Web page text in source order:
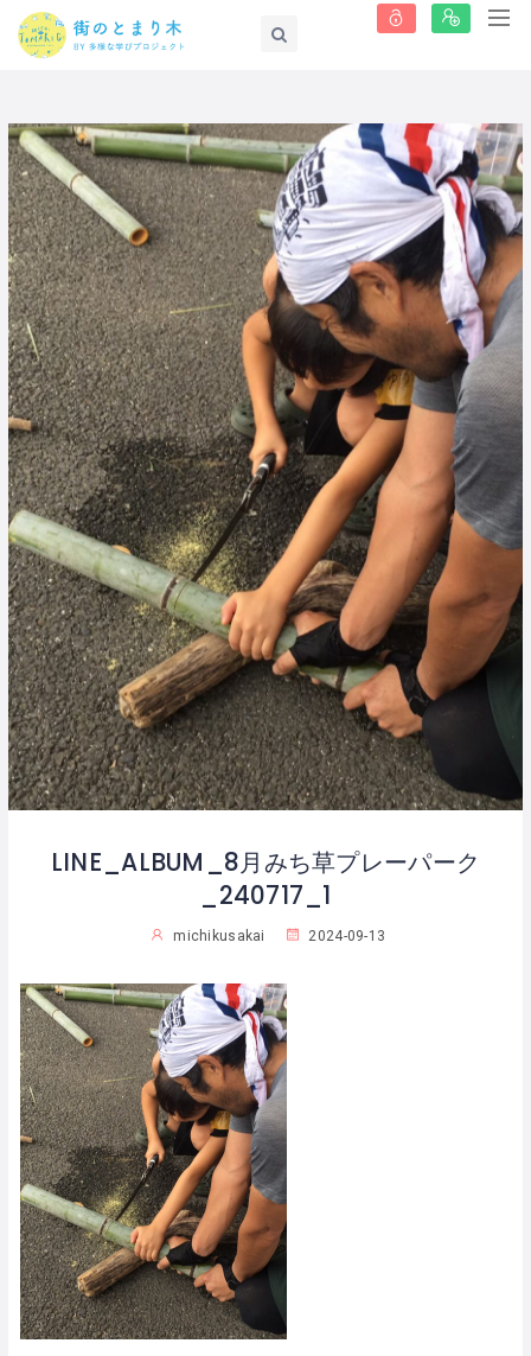
LINE_ALBUM_8月みち草プレーパーク
_240717_1
michikusakai 2024-09-13